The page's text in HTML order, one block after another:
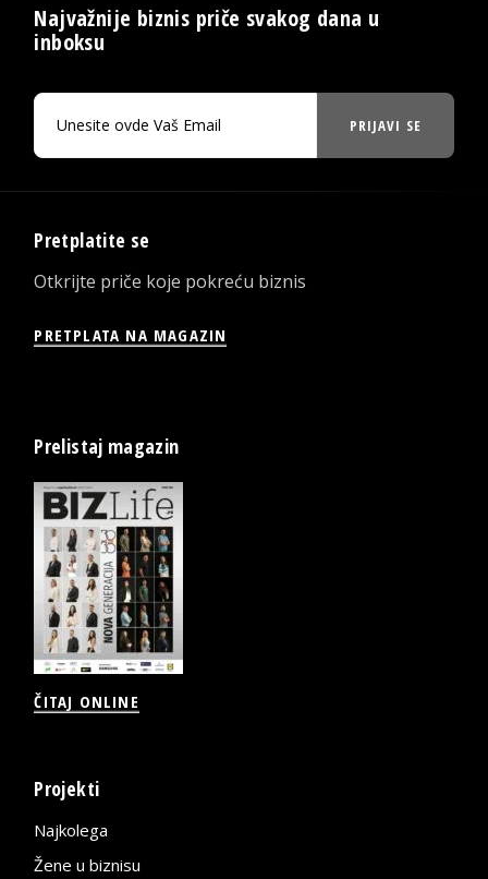
Najvažnije biznis priče svakog dana u
inboksu
PRIJAVI SE
Pretplatite se
Otkrijte priče koje pokreću biznis
PRETPLATA NA MAGAZIN
Prelistaj magazin
ČITAJ ONLINE
Projekti
Najkolega
Žene u biznisu